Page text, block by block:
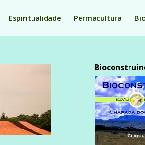
Espiritualidade Permacultura